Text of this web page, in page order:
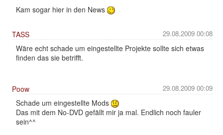
Kam sogar hier in den News
29.08.2009 00:08
TASS
Wäre echt schade um eingestellte Projekte sollte sich etwas
finden das sie betrifft.
29.08.2009 00:09
Poow
Schade um eingestellte Mods
Das mit dem No-DVD gefällt mir ja mal. Endlich noch fauler
sein^^